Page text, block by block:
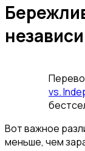
vs.
Вот важное
меньше, чем